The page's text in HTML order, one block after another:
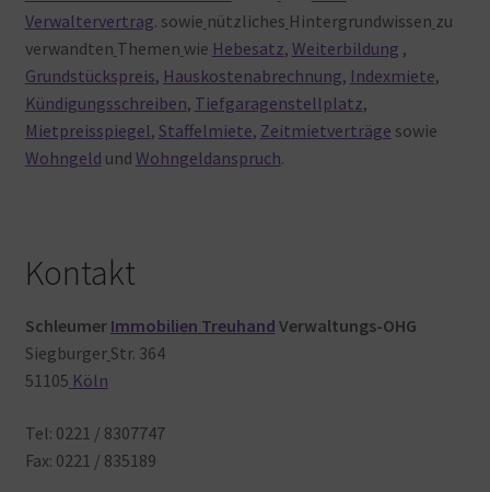
Verwaltervertrag. sowie nützliches Hintergrundwissen zu
verwandten Themen wie Hebesatz, Weiterbildung ,
Grundstückspreis, Hauskostenabrechnung, Indexmiete,
Kündigungsschreiben, Tiefgaragenstellplatz,
Mietpreisspiegel, Staffelmiete, Zeitmietverträge sowie
Wohngeld und Wohngeldanspruch.
Kontakt
Schleumer Immobilien Treuhand Verwaltungs-OHG
Siegburger Str. 364
51105 Köln
Tel: 0221 / 8307747
Fax: 0221 / 835189